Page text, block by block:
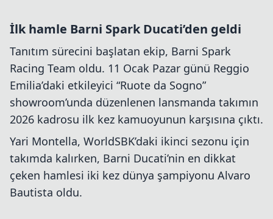
İlk hamle Barni Spark Ducati’den geldi
Tanıtım sürecini başlatan ekip, Barni Spark
Racing Team oldu. 11 Ocak Pazar günü Reggio
Emilia’daki etkileyici “Ruote da Sogno”
showroom’unda düzenlenen lansmanda takımın
2026 kadrosu ilk kez kamuoyunun karşısına çıktı.
Yari Montella, WorldSBK’daki ikinci sezonu için
takımda kalırken, Barni Ducati’nin en dikkat
çeken hamlesi iki kez dünya şampiyonu Alvaro
Bautista oldu.